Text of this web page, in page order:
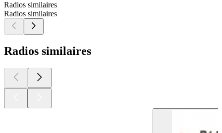
Radios similaires
Radios similaires
Radios similaires